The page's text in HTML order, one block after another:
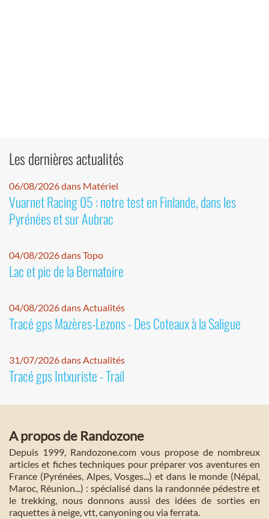
Les dernières actualités
06/08/2026 dans Matériel
Vuarnet Racing 05 : notre test en Finlande, dans les
Pyrénées et sur Aubrac
04/08/2026 dans Topo
Lac et pic de la Bernatoire
04/08/2026 dans Actualités
Tracé gps Mazères-Lezons - Des Coteaux à la Saligue
31/07/2026 dans Actualités
Tracé gps Intxuriste - Trail
A propos de Randozone
Depuis 1999, Randozone.com vous propose de nombreux
articles et fiches techniques pour préparer vos aventures en
France (Pyrénées, Alpes, Vosges...) et dans le monde (Népal,
Maroc, Réunion...) : spécialisé dans la randonnée pédestre et
le trekking, nous donnons aussi des idées de sorties en
raquettes à neige, vtt, canyoning ou via ferrata.